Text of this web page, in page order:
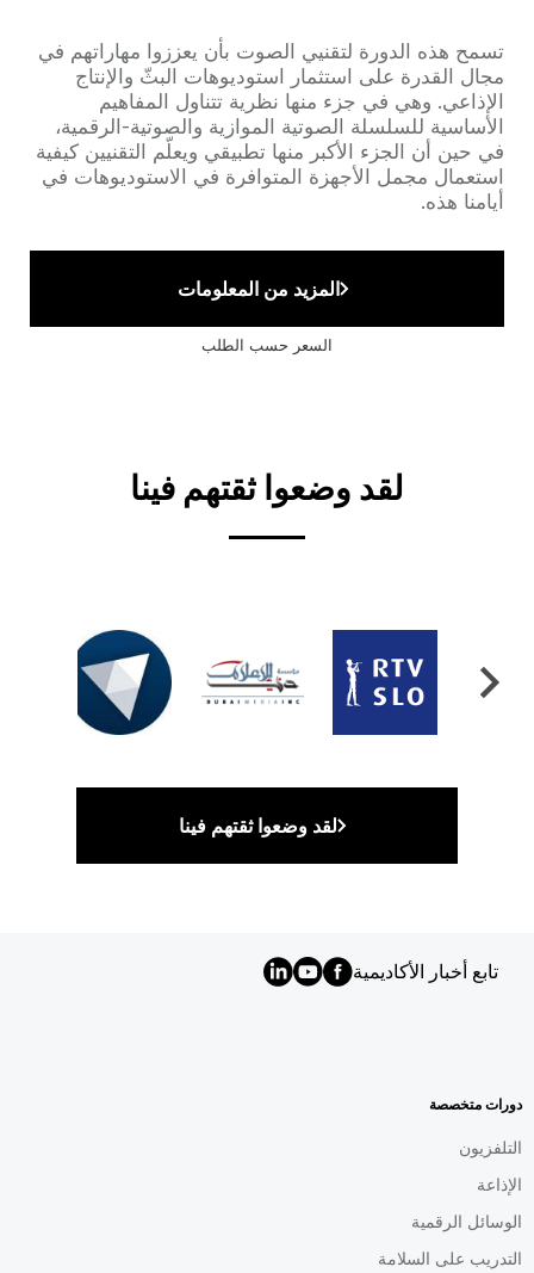
Accroche
تسمح هذه الدورة لتقنيي الصوت بأن يعززوا مهاراتهم في
مجال القدرة على استثمار استوديوهات البثّ والإنتاج
الإذاعي. وهي في جزء منها نظرية تتناول المفاهيم
الأساسية للسلسلة الصوتية الموازية والصوتية-الرقمية،
في حين أن الجزء الأكبر منها تطبيقي ويعلّم التقنيين كيفية
استعمال مجمل الأجهزة المتوافرة في الاستوديوهات في
أيامنا هذه.
المزيد من المعلومات
السعر حسب الطلب
لقد وضعوا ثقتهم فينا
لقد وضعوا ثقتهم فينا
تابع أخبار الأكاديمية
AR
دورات متخصصة
التلفزيون
الإذاعة
الوسائل الرقمية
التدريب على السلامة